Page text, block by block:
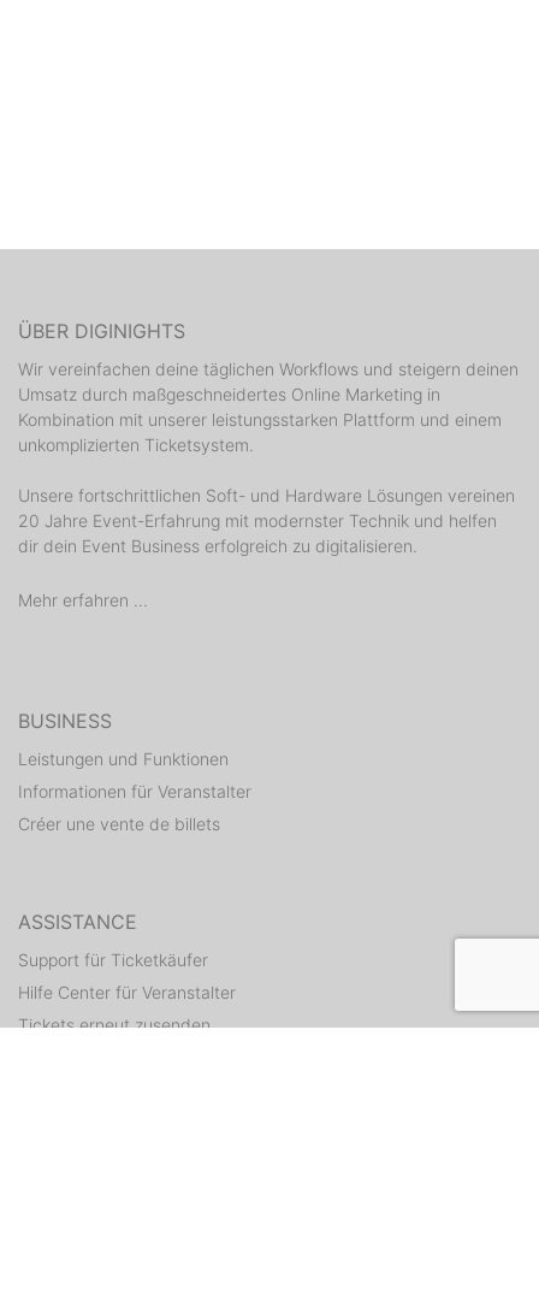
ÜBER DIGINIGHTS
Wir vereinfachen deine täglichen Workflows und steigern deinen
Umsatz durch maßgeschneidertes Online Marketing in
Kombination mit unserer leistungsstarken Plattform und einem
unkomplizierten Ticketsystem.
Unsere fortschrittlichen Soft- und Hardware Lösungen vereinen
20 Jahre Event-Erfahrung mit modernster Technik und helfen
dir dein Event Business erfolgreich zu digitalisieren.
Mehr erfahren ...
BUSINESS
Leistungen und Funktionen
Informationen für Veranstalter
Créer une vente de billets
ASSISTANCE
Support für Ticketkäufer
Hilfe Center für Veranstalter
Tickets erneut zusenden